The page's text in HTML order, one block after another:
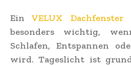
EinVELUX Dachfenster
besonders wichtig,
Schlafen, Entspannen
wird. Tageslicht ist